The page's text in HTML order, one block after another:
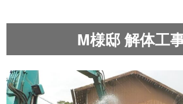
M様邸 解体工